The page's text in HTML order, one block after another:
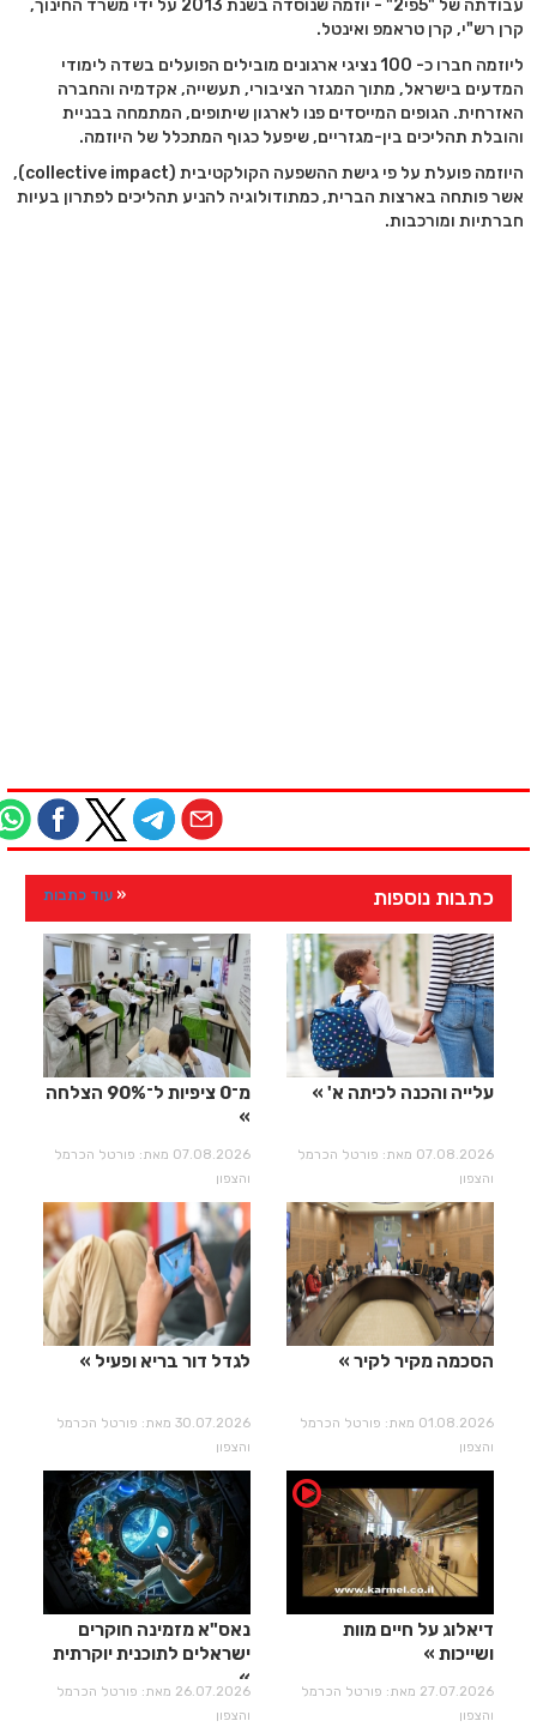
עבודתה של "5פי2" - יוזמה שנוסדה בשנת 2013 על ידי משרד החינוך,
קרן רש"י, קרן טראמפ ואינטל.
ליוזמה חברו כ- 100 נציגי ארגונים מובילים הפועלים בשדה לימודי
המדעים בישראל, מתוך המגזר הציבורי, תעשייה, אקדמיה והחברה
האזרחית. הגופים המייסדים פנו לארגון שיתופים, המתמחה בבניית
והובלת תהליכים בין-מגזריים, שיפעל כגוף המתכלל של היוזמה.
היוזמה פועלת על פי גישת ההשפעה הקולקטיבית (collective impact),
אשר פותחה בארצות הברית, כמתודולוגיה להניע תהליכים לפתרון בעיות
חברתיות ומורכבות.
כתבות נוספות עוד כתבות
עלייה והכנה לכיתה א'
07.08.2026 מאת: פורטל הכרמל
והצפון
מ־0 ציפיות ל־90% הצלחה
07.08.2026 מאת: פורטל הכרמל
והצפון
הסכמה מקיר לקיר
01.08.2026 מאת: פורטל הכרמל
והצפון
לגדל דור בריא ופעיל
30.07.2026 מאת: פורטל הכרמל
והצפון
דיאלוג על חיים מוות
ושייכות
27.07.2026 מאת: פורטל הכרמל
והצפון
נאס"א מזמינה חוקרים
ישראלים לתוכנית יוקרתית
26.07.2026 מאת: פורטל הכרמל
והצפון